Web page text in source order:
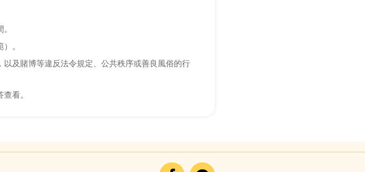
。
及賭博等違反法令規定、公共秩序或善良風俗的行
看。